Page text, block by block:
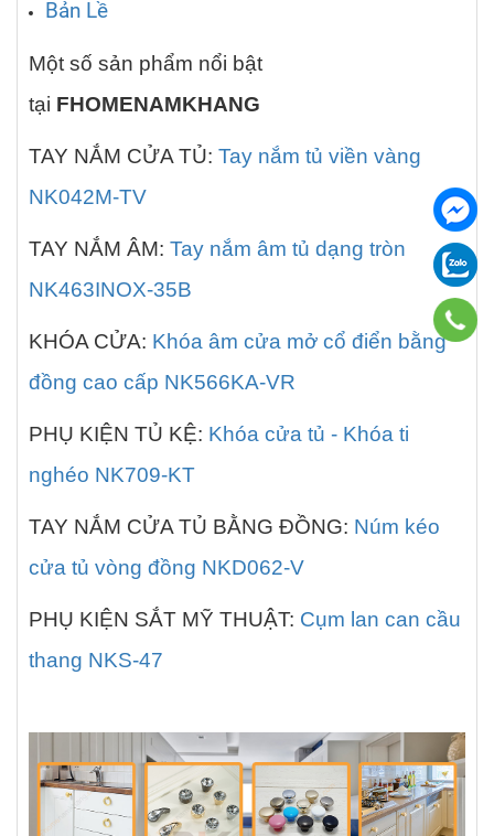
Bản Lề
Một số sản phẩm nổi bật
tại FHOMENAMKHANG
TAY NẮM CỬA TỦ: Tay nắm tủ viền vàng
NK042M-TV
TAY NẮM ÂM: Tay nắm âm tủ dạng tròn
NK463INOX-35B
KHÓA CỬA: Khóa âm cửa mở cổ điển bằng
đồng cao cấp NK566KA-VR
PHỤ KIỆN TỦ KỆ: Khóa cửa tủ - Khóa ti
nghéo NK709-KT
TAY NẮM CỬA TỦ BẰNG ĐỒNG: Núm kéo
cửa tủ vòng đồng NKD062-V
PHỤ KIỆN SẮT MỸ THUẬT: Cụm lan can cầu
thang NKS-47